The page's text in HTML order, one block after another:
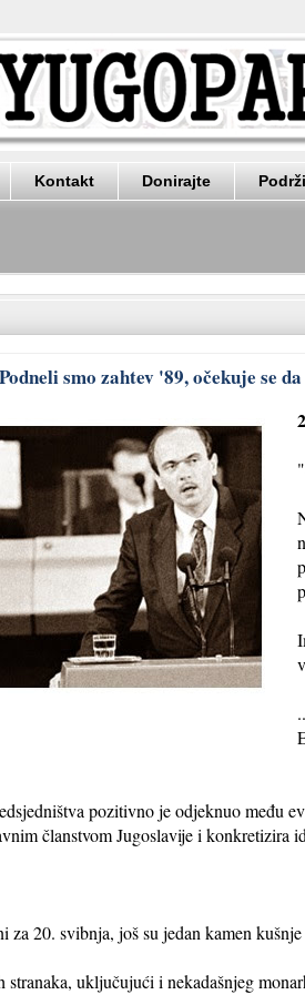
Kontakt Donirajte
smo zahtev '89, očekuje se
pozitivno je odjeknuo među
članstvom Jugoslavije i konkretizira
20. svibnja, još su jedan kamen
uključujući i nekadašnjeg